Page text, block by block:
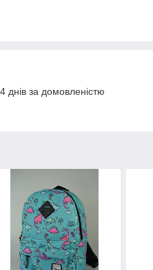
днів за домовленістю